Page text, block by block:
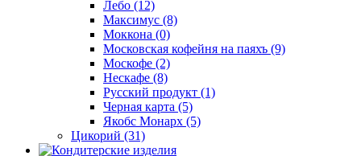
Лебо (12)
Максимус (8)
Моккона (0)
Московская кофейня на паяхъ (9)
Москофе (2)
Нескафе (8)
Русский продукт (1)
Черная карта (5)
Якобс Монарх (5)
Цикорий (31)